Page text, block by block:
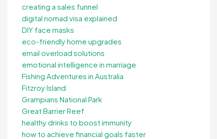
creating a sales funnel
digital nomad visa explained
DIY face masks
eco-friendly home upgrades
email overload solutions
emotional intelligence in marriage
Fishing Adventures in Australia
Fitzroy Island
Grampians National Park
Great Barrier Reef
healthy drinks to boost immunity
how to achieve financial goals faster